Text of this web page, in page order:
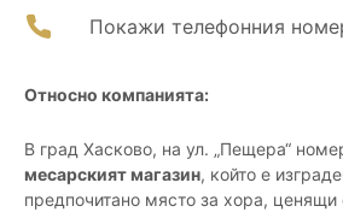
Покажи телефонния
Относно компанията:
В град Хасково, на ул. „Пещера“
месарският магазин, който е
предпочитано място за хора, ценящи